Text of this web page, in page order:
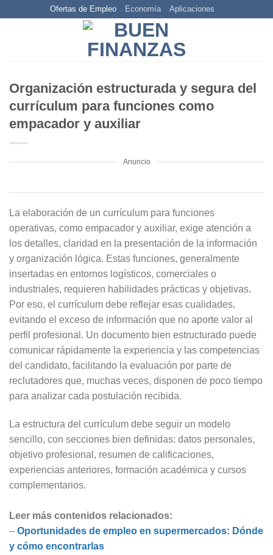
Ofertas de Empleo Economía Aplicaciones
Organización estructurada y segura del
currículum para funciones como
empacador y auxiliar
Anuncio
La elaboración de un currículum para funciones
operativas, como empacador y auxiliar, exige atención a
los detalles, claridad en la presentación de la información
y organización lógica. Estas funciones, generalmente
insertadas en entornos logísticos, comerciales o
industriales, requieren habilidades prácticas y objetivas.
Por eso, el currículum debe reflejar esas cualidades,
evitando el exceso de información que no aporte valor al
perfil profesional. Un documento bien estructurado puede
comunicar rápidamente la experiencia y las competencias
del candidato, facilitando la evaluación por parte de
reclutadores que, muchas veces, disponen de poco tiempo
para analizar cada postulación recibida.
La estructura del currículum debe seguir un modelo
sencillo, con secciones bien definidas: datos personales,
objetivo profesional, resumen de calificaciones,
experiencias anteriores, formación académica y cursos
complementarios.
Leer más contenidos relacionados:
– Oportunidades de empleo en supermercados: Dónde
y cómo encontrarlas